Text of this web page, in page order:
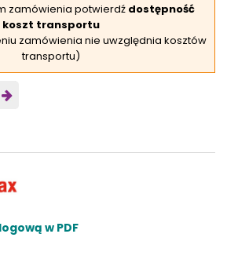
zamówienia potwierdź dostępność
koszt transportu
zamówienia nie uwzględnia kosztów
transportu)
w PDF